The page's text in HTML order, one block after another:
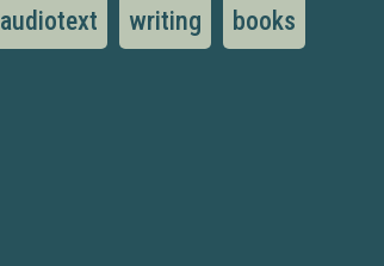
audiotext writing books